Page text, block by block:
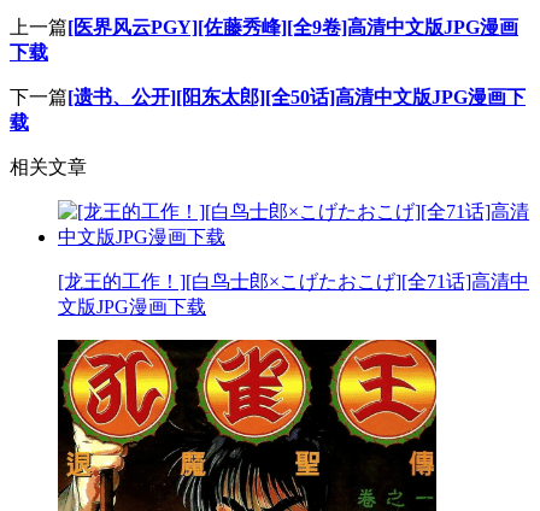
上一篇[医界风云PGY][佐藤秀峰][全9卷]高清中文版JPG漫画
下载
下一篇[遗书、公开][阳东太郎][全50话]高清中文版JPG漫画下
载
相关文章
[龙王的工作！][白鸟士郎×こげたおこげ][全71话]高清中
文版JPG漫画下载